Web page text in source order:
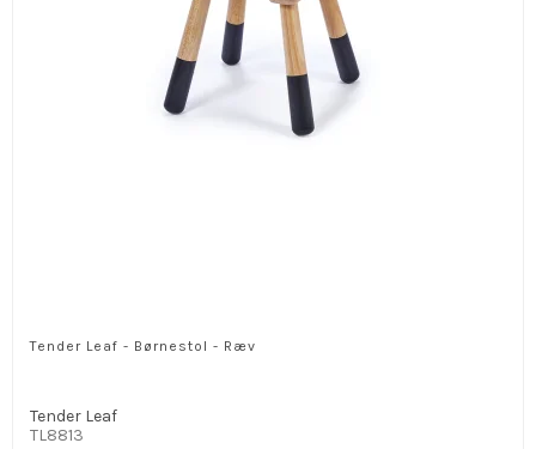
Tender Leaf - Børnestol - Ræv
Tender Leaf
TL8813